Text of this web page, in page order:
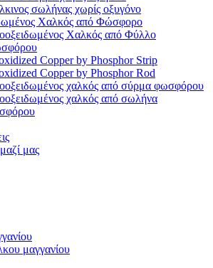
σωλήνας χωρίς οξυγόνο
Χαλκός από Φώσφορο
Χαλκός από Φύλλο
Copper by Phosphor Strip
Copper by Phosphor Rod
χαλκός από σύρμα φωσφόρου
χαλκός από σωλήνα
μας
μαγγανίου